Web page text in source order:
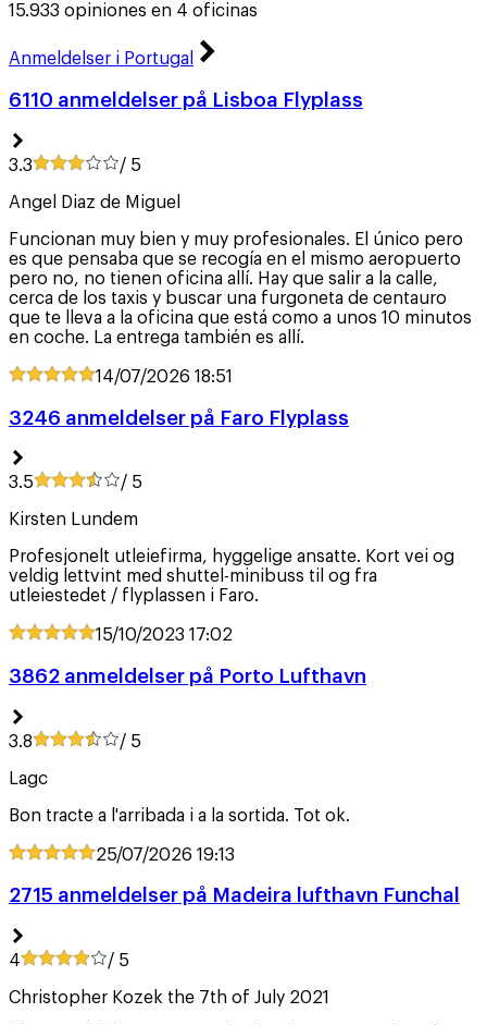
15.933 opiniones en 4 oficinas
Anmeldelser i Portugal
6110 anmeldelser på Lisboa Flyplass
3.3 / 5
Angel Diaz de Miguel
Funcionan muy bien y muy profesionales. El único pero
es que pensaba que se recogía en el mismo aeropuerto
pero no, no tienen oficina allí. Hay que salir a la calle,
cerca de los taxis y buscar una furgoneta de centauro
que te lleva a la oficina que está como a unos 10 minutos
en coche. La entrega también es allí.
14/07/2026 18:51
3246 anmeldelser på Faro Flyplass
3.5 / 5
Kirsten Lundem
Profesjonelt utleiefirma, hyggelige ansatte. Kort vei og
veldig lettvint med shuttel-minibuss til og fra
utleiestedet / flyplassen i Faro.
15/10/2023 17:02
3862 anmeldelser på Porto Lufthavn
3.8 / 5
Lagc
Bon tracte a l'arribada i a la sortida. Tot ok.
25/07/2026 19:13
2715 anmeldelser på Madeira lufthavn Funchal
4 / 5
Christopher Kozek the 7th of July 2021